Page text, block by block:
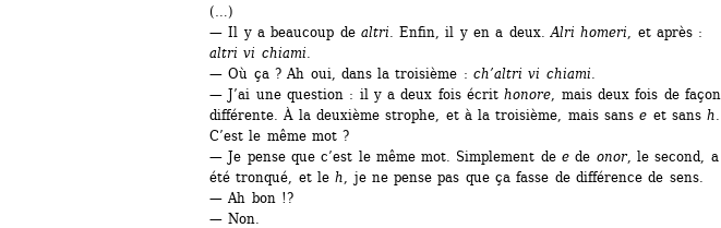
(…)
— Il y a beaucoup de altri . Enfin, il y en a deux. Alri homeri , et après :
altri vi chiami
— Où ça ? Ah oui, dans la troisième : ch’altri vi chiami
— J’ai une question : il y a deux fois écrit honore , mais deux fois de façon
différente. À la deuxième strophe, et à la troisième, mais sans e et sans h
C’est le même mot ?
— Je pense que c’est le même mot. Simplement de e de onor, le second, a
été tronqué, et le h , je ne pense pas que ça fasse de différence de sens.
— Ah bon !?
— Non.